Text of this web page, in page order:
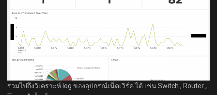
รวมไปถึงวิเคราะห์ log ของอุปกรณ์เน็ตเวิร์ค ได้ เช่น Switch , Router ,